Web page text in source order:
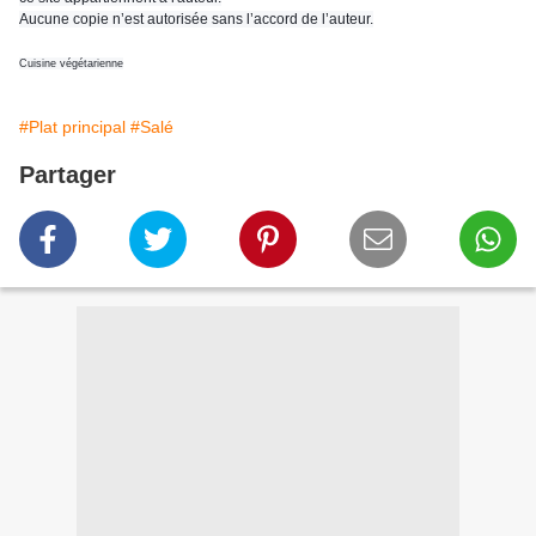
Aucune copie n’est autorisée sans l’accord de l’auteur.
Cuisine végétarienne
#Plat principal #Salé
Partager